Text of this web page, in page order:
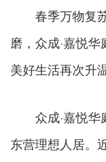
春季万物复苏
磨，众成·嘉悦
美好生活再次升温
众成·嘉悦华
东营理想人居。